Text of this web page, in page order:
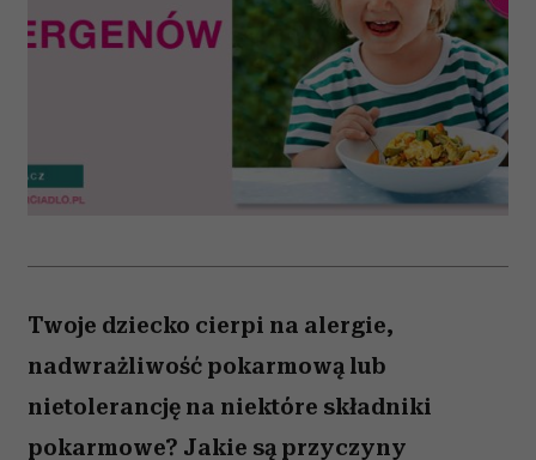
Twoje dziecko cierpi na alergie,
nadwrażliwość pokarmową lub
nietolerancję na niektóre składniki
pokarmowe? Jakie są przyczyny